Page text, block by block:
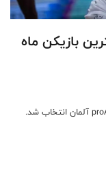
بازیکن ماه